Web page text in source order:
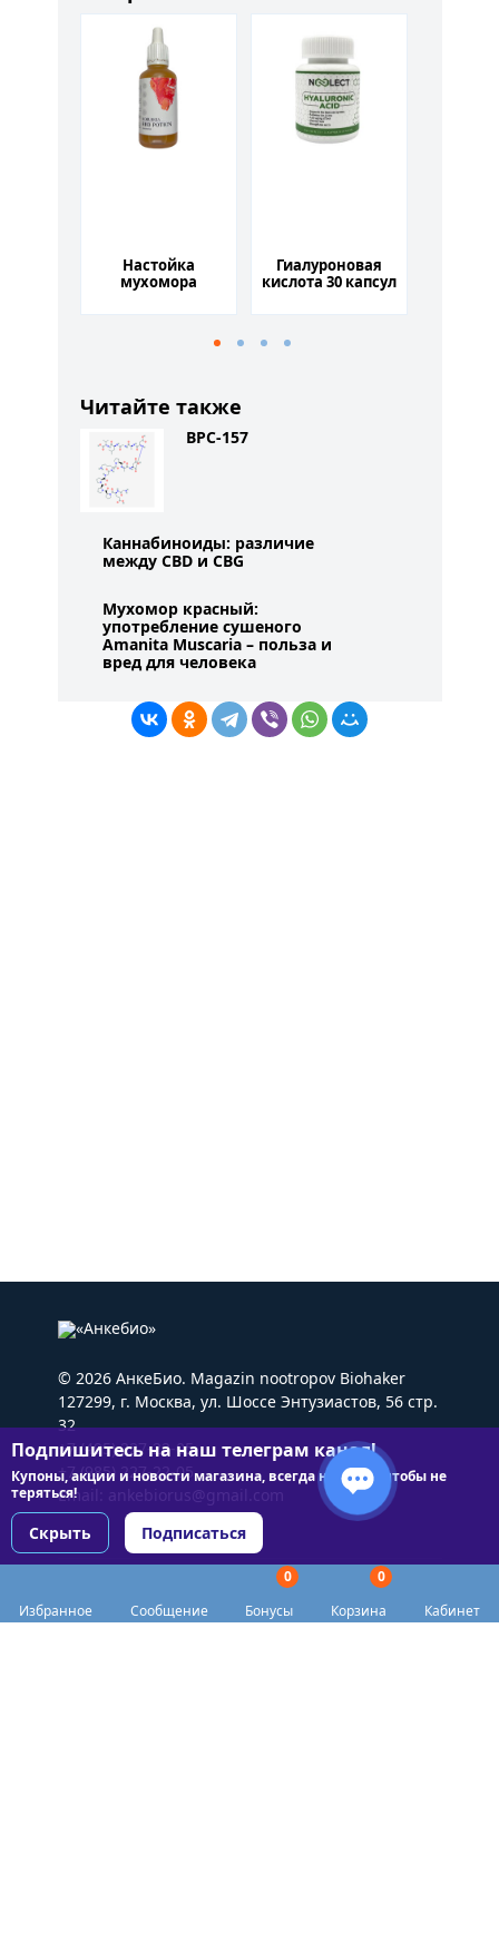
Избранное Сообщение
0
Бонусы
0
Корзина
Кабинет
Настойка
мухомора
повышения
Гиалуроновая
кислота 30 капсул
Читайте также
BPC-157
Каннабиноиды: различие
между CBD и CBG
Мухомор красный:
употребление сушеного
Amanita Muscaria – польза и
вред для человека
© 2026 АнкеБио. Magazin nootropov Biohaker
127299, г. Москва, ул. Шоссе Энтузиастов, 56 стр.
32
+7 (495) 227-22-05
+7 (985) 227-22-05
Email: ankebiorus@gmail.com
Подпишитесь на наш телеграм канал!
Купоны, акции и новости магазина, всегда на связи чтобы не
теряться!
Скрыть Подписаться